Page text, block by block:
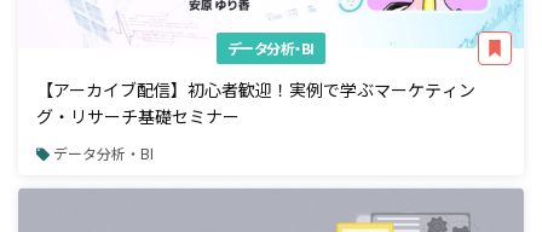
データ分析・BI
【アーカイブ配信】初心者歓迎！実例で学ぶマーケティン
グ・リサーチ基礎セミナー
データ分析・BI